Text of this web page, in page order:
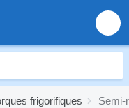
frigorifiques Semi-